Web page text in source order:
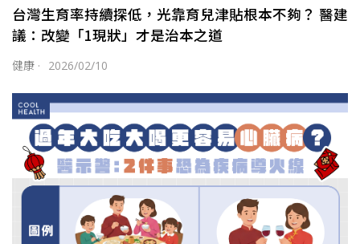
台灣生育率持續探低，光靠育兒津貼根本不夠？ 醫建
議：改變「1現狀」才是治本之道
健康 · 2026/02/10